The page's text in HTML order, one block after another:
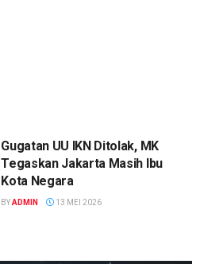
Gugatan UU IKN Ditolak, MK
Tegaskan Jakarta Masih Ibu
Kota Negara
BYADMIN 13 MEI 2026